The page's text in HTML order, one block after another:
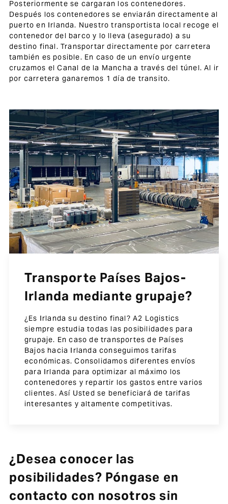
Posteriormente se cargaran los contenedores.
Después los contenedores se enviarán directamente al
puerto en Irlanda. Nuestro transportista local recoge el
contenedor del barco y lo lleva (asegurado) a su
destino final. Transportar directamente por carretera
también es posible. En caso de un envío urgente
cruzamos el Canal de la Mancha a través del túnel. Al ir
por carretera ganaremos 1 día de transito.
Transporte Países Bajos-
Irlanda mediante grupaje?
¿Es Irlanda su destino final? A2 Logistics
siempre estudia todas las posibilidades para
grupaje. En caso de transportes de Países
Bajos hacia Irlanda conseguimos tarifas
económicas. Consolidamos diferentes envíos
para Irlanda para optimizar al máximo los
contenedores y repartir los gastos entre varios
clientes. Así Usted se beneficiará de tarifas
interesantes y altamente competitivas.
¿Desea conocer las
posibilidades? Póngase en
contacto con nosotros sin